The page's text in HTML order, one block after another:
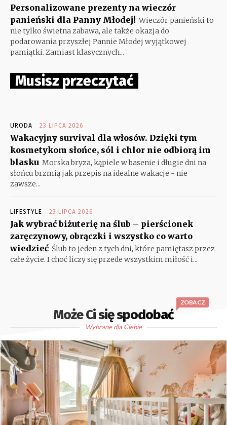
Personalizowane prezenty na wieczór
panieński dla Panny Młodej! Wieczór panieński to
nie tylko świetna zabawa, ale także okazja do
podarowania przyszłej Pannie Młodej wyjątkowej
pamiątki. Zamiast klasycznych...
Musisz przeczytać
URODA 23 LIPCA 2026
Wakacyjny survival dla włosów. Dzięki tym
kosmetykom słońce, sól i chlor nie odbiorą im
blasku Morska bryza, kąpiele w basenie i długie dni na
słońcu brzmią jak przepis na idealne wakacje - nie
zawsze...
LIFESTYLE 23 LIPCA 2026
Jak wybrać biżuterię na ślub – pierścionek
zaręczynowy, obrączki i wszystko co warto
wiedzieć Ślub to jeden z tych dni, które pamiętasz przez
całe życie. I choć liczy się przede wszystkim miłość i...
Może Ci się spodobać
ZOBACZ
Wybrane dla Ciebie